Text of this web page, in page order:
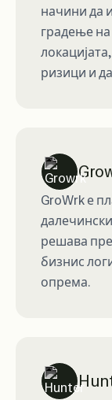
начини да
градење
ризици и
GroWrk е
решава
бизнис
опрема.